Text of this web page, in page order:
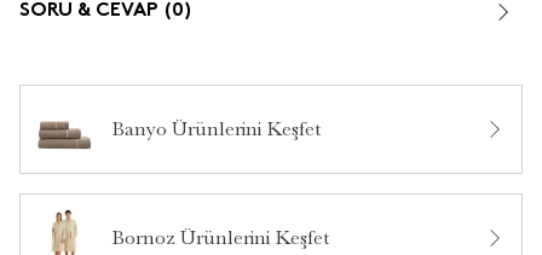
SORU & CEVAP (0)
Banyo Ürünlerini Keşfet
Bornoz Ürünlerini Keşfet